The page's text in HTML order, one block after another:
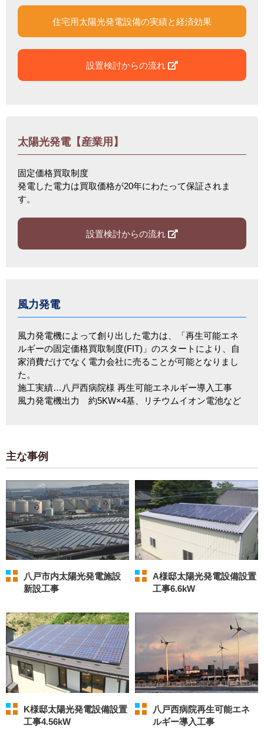
住宅用太陽光発電設備の実績と経済効果
設置検討からの流れ
太陽光発電【産業用】
固定価格買取制度
発電した電力は買取価格が20年にわたって保証されま
す。
設置検討からの流れ
風力発電
風力発電機によって創り出した電力は、「再生可能エネ
ルギーの固定価格買取制度(FIT)」のスタートにより、自
家消費だけでなく電力会社に売ることが可能となりまし
た。
施工実績…八戸西病院様 再生可能エネルギー導入工事
風力発電機出力 約5KW×4基、リチウムイオン電池など
主な事例
八戸市内太陽光発電施設
新設工事
A様邸太陽光発電設備設置
工事6.6kW
K様邸太陽光発電設備設置
工事4.56kW
八戸西病院再生可能エネ
ルギー導入工事